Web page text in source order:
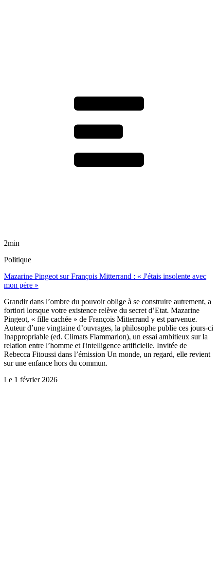
2min
Politique
Mazarine Pingeot sur François Mitterrand : « J'étais insolente avec
mon père »
Grandir dans l’ombre du pouvoir oblige à se construire autrement, a
fortiori lorsque votre existence relève du secret d’Etat. Mazarine
Pingeot, « fille cachée » de François Mitterrand y est parvenue.
Auteur d’une vingtaine d’ouvrages, la philosophe publie ces jours-ci
Inappropriable (ed. Climats Flammarion), un essai ambitieux sur la
relation entre l’homme et l'intelligence artificielle. Invitée de
Rebecca Fitoussi dans l’émission Un monde, un regard, elle revient
sur une enfance hors du commun.
Le 1 février 2026